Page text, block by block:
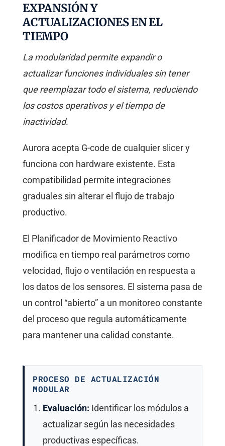
EXPANSIÓN Y
ACTUALIZACIONES EN EL
TIEMPO
La modularidad permite expandir o
actualizar funciones individuales sin tener
que reemplazar todo el sistema, reduciendo
los costos operativos y el tiempo de
inactividad.
Aurora acepta G-code de cualquier slicer y
funciona con hardware existente. Esta
compatibilidad permite integraciones
graduales sin alterar el flujo de trabajo
productivo.
El Planificador de Movimiento Reactivo
modifica en tiempo real parámetros como
velocidad, flujo o ventilación en respuesta a
los datos de los sensores. El sistema pasa de
un control “abierto” a un monitoreo constante
del proceso que regula automáticamente
para mantener una calidad constante.
PROCESO DE ACTUALIZACIÓN
MODULAR
Evaluación: Identificar los módulos a
actualizar según las necesidades
productivas específicas.